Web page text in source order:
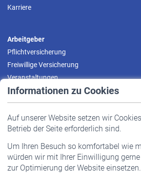
Informationen zu Cookies
Auf unserer Website setzen wir
Betrieb der Seite erforderlich sind.
Um Ihren Besuch so komfortabel wie
würden wir mit Ihrer Einwilligung
zur Optimierung der Website
Karriere
Arbeitgeber
Pflichtversicherung
Freiwillige Versicherung
Veranstaltungen
Pflichtversicherung
Staatliche Förderung
Veranstaltungen